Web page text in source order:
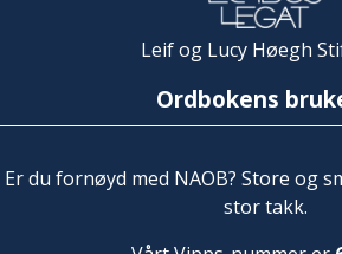
Leif og Lucy Høegh
Ordbokens
Er du fornøyd med NAOB? Store og
stor takk.